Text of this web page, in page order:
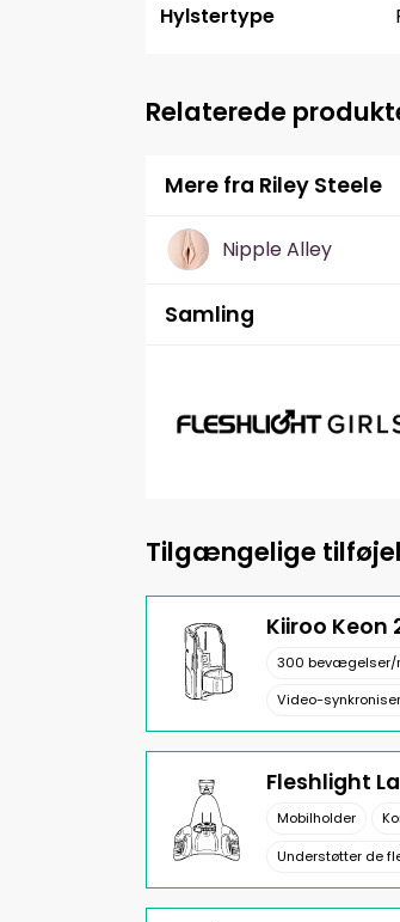
Hylstertype
Relaterede
Mere fra Riley Steele
Nipple Alley
Samling
Tilgængelige
Kiiroo
300 bevægelser/
Video-
Fleshlight
Mobilholder
Understøtter de